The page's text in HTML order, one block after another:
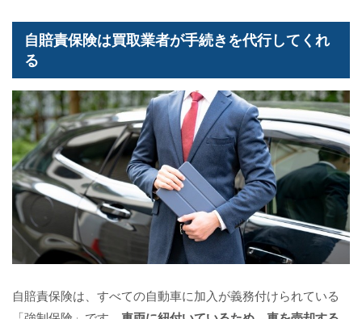
自賠責保険は買取業者が手続きを代行してくれ
る
自賠責保険は、すべての自動車に加入が義務付けられている